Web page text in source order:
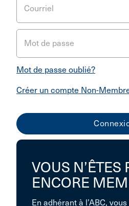
Courriel
Mot de passe
Mot de passe oublié?
Créer un compte Non-
VOUS N’ÊTES
ENCORE
En adhérant à l’ABC,